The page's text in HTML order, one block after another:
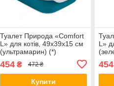
Туалет Природа «Comfort
L» для котів, 49х39х15 см
(ультрамарин) (*)
454₴ 472 ₴
Купити
L»
454